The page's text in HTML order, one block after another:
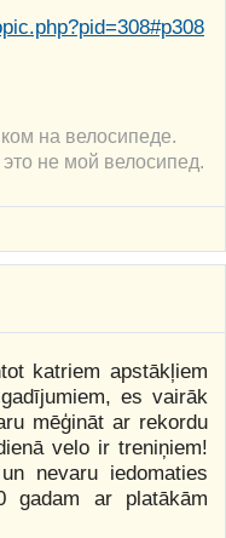
на велосипеде.
не мой велосипед.
katriem apstākļiem
es vairāk
mēģināt ar rekordu
velo ir treniņiem!
nevaru iedomaties
gadam ar platākām